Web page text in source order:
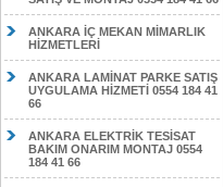
ANKARA İÇ MEKAN MİMARLIK
HİZMETLERİ
ANKARA LAMİNAT PARKE SATIŞ
UYGULAMA HİZMETİ 0554 184 41
66
ANKARA ELEKTRİK TESİSAT
BAKIM ONARIM MONTAJ 0554
184 41 66